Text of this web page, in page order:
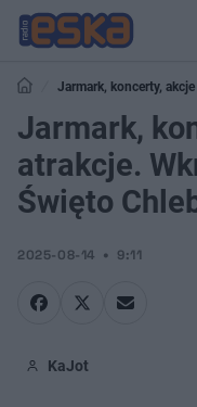
Jarmark, koncerty,
Jarmark,
atrakcje.
Święto
2025-08-14 9:11
KaJot